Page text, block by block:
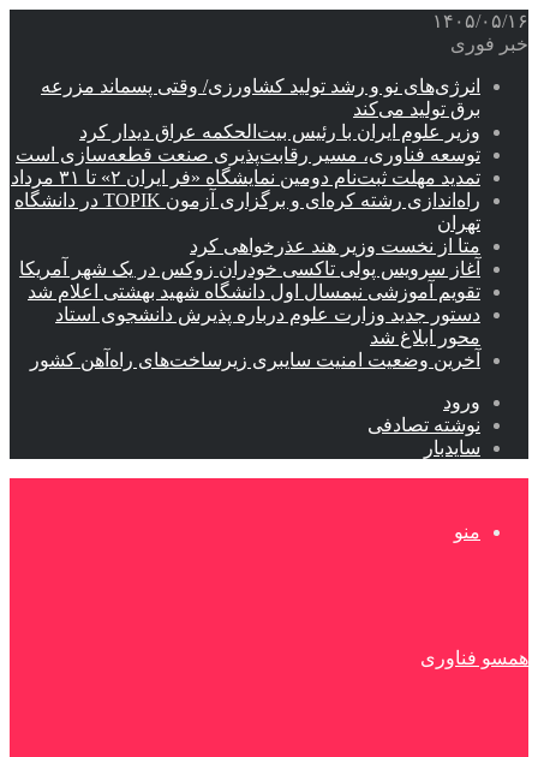
۱۴۰۵/۰۵/۱۶
خبر فوری
انرژی‌های نو و رشد تولید کشاورزی/ وقتی پسماند مزرعه‌
برق تولید می‌کند
وزیر علوم ایران با رئیس بیت‌الحکمه عراق دیدار کرد
توسعه فناوری، مسیر رقابت‌پذیری صنعت قطعه‌سازی است
تمدید مهلت ثبت‌نام دومین نمایشگاه «فر ایران ۲» تا ۳۱ مرداد
راه‌اندازی رشته کره‌ای و برگزاری آزمون TOPIK در دانشگاه
تهران
متا از نخست وزیر هند عذرخواهی کرد
آغاز سرویس پولی تاکسی خودران زوکس در یک شهر آمریکا
تقویم آموزشی نیمسال اول دانشگاه شهید بهشتی اعلام شد
دستور جدید وزارت علوم درباره پذیرش دانشجوی استاد
محور ابلاغ شد
آخرین وضعیت امنیت سایبری زیرساخت‌های راه‌آهن کشور
ورود
نوشته تصادفی
سایدبار
منو
همسو فناوری